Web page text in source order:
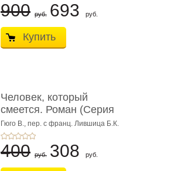
900 руб. 693 руб.
Купить
Человек, который
смеется. Роман (Серия
«Роман с ...
Гюго В., пер. с франц. Лившица Б.К.
400 руб. 308 руб.